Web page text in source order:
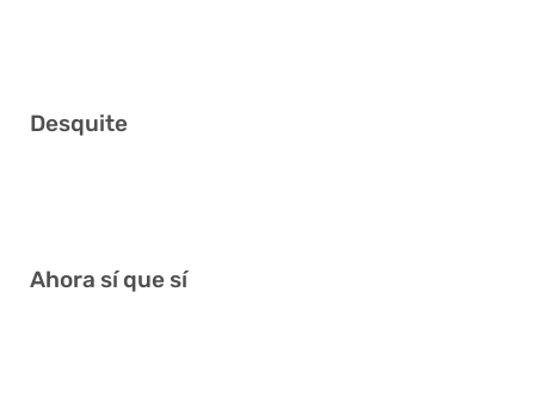
Desquite
Ahora sí que sí